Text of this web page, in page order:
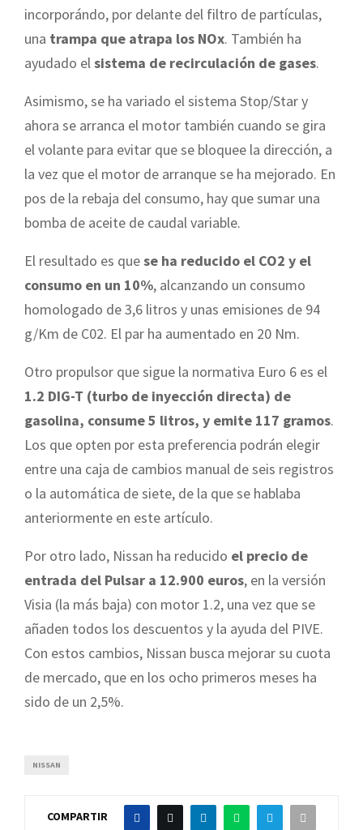
incorporándo, por delante del filtro de partículas,
una trampa que atrapa los NOx. También ha
ayudado elsistema de recirculación de gases.
Asimismo, se ha variado el sistema Stop/Star y
ahora se arranca el motor también cuando se gira
el volante para evitar que se bloquee la dirección, a
la vez que el motor de arranque se ha mejorado. En
pos de la rebaja del consumo, hay que sumar una
bomba de aceite de caudal variable.
El resultado es quese ha reducido el CO2 y el
consumo en un 10%, alcanzando un consumo
homologado de 3,6 litros y unas emisiones de 94
g/Km de C02. El par ha aumentado en 20 Nm.
Otro propulsor que sigue la normativa Euro 6 es el
1.2 DIG-T (turbo de inyección directa) de
gasolina, consume 5 litros, y emite 117 gramos.
Los que opten por esta preferencia podrán elegir
entre una caja de cambios manual de seis registros
o la automática de siete, de la que se hablaba
anteriormente en este artículo.
Por otro lado, Nissan ha reducido el precio de
entrada del Pulsar a 12.900 euros, en la versión
Visia (la más baja) con motor 1.2, una vez que se
añaden todos los descuentos y la ayuda del PIVE.
Con estos cambios, Nissan busca mejorar su cuota
de mercado, que en los ocho primeros meses ha
sido de un 2,5%.
NISSAN
COMPARTIR